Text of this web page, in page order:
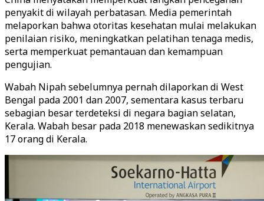
penyakit di wilayah perbatasan. Media pemerintah
melaporkan bahwa otoritas kesehatan mulai melakukan
penilaian risiko, meningkatkan pelatihan tenaga medis,
serta memperkuat pemantauan dan kemampuan
pengujian.
Wabah Nipah sebelumnya pernah dilaporkan di West
Bengal pada 2001 dan 2007, sementara kasus terbaru
sebagian besar terdeteksi di negara bagian selatan,
Kerala. Wabah besar pada 2018 menewaskan sedikitnya
17 orang di Kerala.